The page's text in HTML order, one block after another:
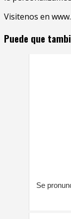
Visitenos en
Puede que
Se